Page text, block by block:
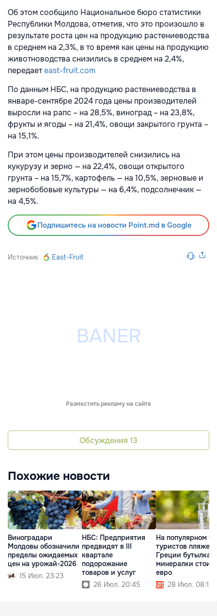
Об этом сообщило Национальное бюро статистики
Республики Молдова, отметив, что это произошло в
результате роста цен на продукцию растениеводства
в среднем на 2,3%, в то время как цены на продукцию
животноводства снизились в среднем на 2,4%,
передаетeast-fruit.com
По данным НБС, на продукцию растениеводства в
январе-сентябре 2024 года цены производителей
выросли на рапс – на 28,5%, виноград – на 23,8%,
фрукты и ягоды – на 21,4%, овощи закрытого грунта –
на 15,1%.
При этом цены производителей снизились на
кукурузу и зерно — на 22,4%, овощи открытого
грунта – на 15,7%, картофель — на 10,5%, зерновые и
зернобобовые культуры — на 6,4%, подсолнечник —
на 4,5%.
Подпишитесь на новости Point.md в Google
Источник East-Fruit
Разместить рекламу на сайте
Обсуждения 13
Похожие новости
Виноградари
Молдовы обозначили
пределы ожидаемых
цен на урожай-2026
15 Июл. 23:23
НБС: Предприятия
предвидят в III
квартале
подорожание
товаров и услуг
26 Июл. 20:45
На популярном у
туристов пляже в
Греции бутылка
минералки стоит
евро
28 Июл. 08:12